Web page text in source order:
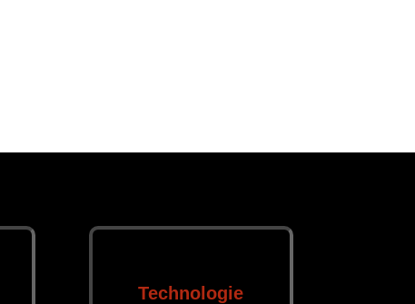
Technologie